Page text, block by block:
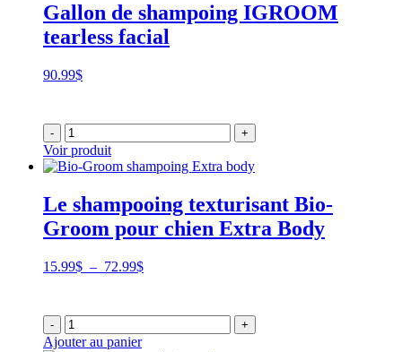
Gallon de shampoing IGROOM
tearless facial
90.99$
- +
Voir produit
Le shampooing texturisant Bio-
Groom pour chien Extra Body
15.99$ – 72.99$Plage
15.99$
à
- +
Ajouter au panier